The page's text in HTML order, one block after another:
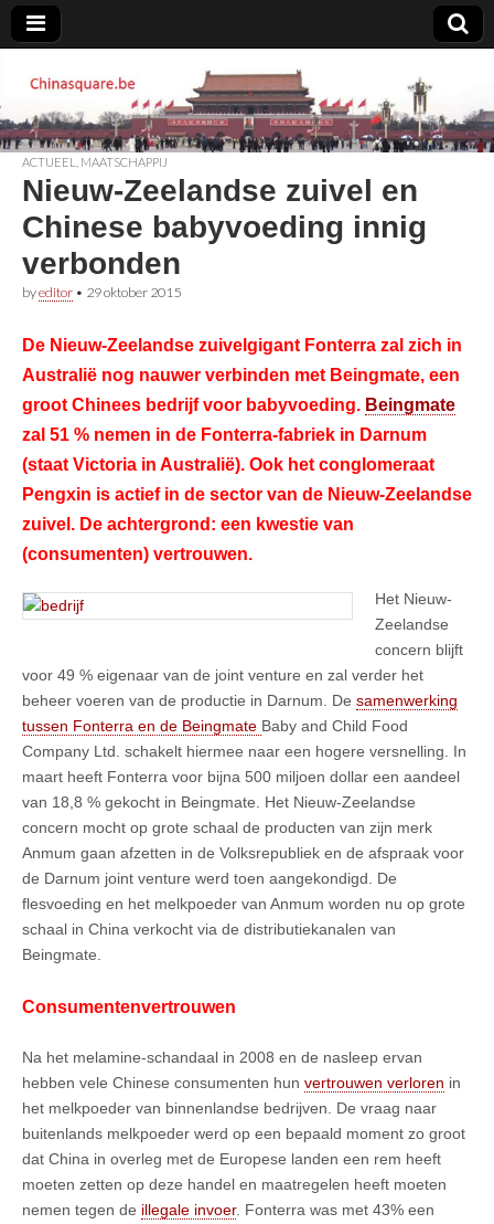
Chinasquare.be
ACTUEEL MAATSCHAPPIJ
Nieuw-Zeelandse zuivel en
Chinese babyvoeding innig
verbonden
byeditor • 29 oktober 2015
De Nieuw-Zeelandse zuivelgigant Fonterra zal zich in
Australië nog nauwer verbinden met Beingmate, een
groot Chinees bedrijf voor babyvoeding. Beingmate
zal 51 % nemen in de Fonterra-fabriek in Darnum
(staat Victoria in Australië). Ook het conglomeraat
Pengxin is actief in de sector van de Nieuw-Zeelandse
zuivel. De achtergrond: een kwestie van
(consumenten) vertrouwen.
Het Nieuw-
Zeelandse
concern blijft
voor 49 % eigenaar van de joint venture en zal verder het
beheer voeren van de productie in Darnum. De samenwerking
tussen Fonterra en de Beingmate Baby and Child Food
Company Ltd. schakelt hiermee naar een hogere versnelling. In
maart heeft Fonterra voor bijna 500 miljoen dollar een aandeel
van 18,8 % gekocht in Beingmate. Het Nieuw-Zeelandse
concern mocht op grote schaal de producten van zijn merk
Anmum gaan afzetten in de Volksrepubliek en de afspraak voor
de Darnum joint venture werd toen aangekondigd. De
flesvoeding en het melkpoeder van Anmum worden nu op grote
schaal in China verkocht via de distributiekanalen van
Beingmate.
Consumentenvertrouwen
Na het melamine-schandaal in 2008 en de nasleep ervan
hebben vele Chinese consumenten hun vertrouwen verloren in
het melkpoeder van binnenlandse bedrijven. De vraag naar
buitenlands melkpoeder werd op een bepaald moment zo groot
dat China in overleg met de Europese landen een rem heeft
moeten zetten op deze handel en maatregelen heeft moeten
nemen tegen de illegale invoer. Fonterra was met 43% een